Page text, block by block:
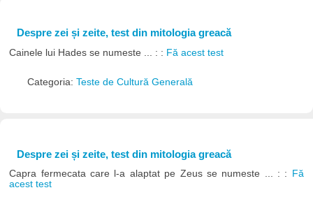
Despre zei și zeite, test din mitologia greacă
Cainele lui Hades se numeste ... : : Fă acest test
Categoria: Teste de Cultură Generală
Despre zei și zeite, test din mitologia greacă
Capra fermecata care l-a alaptat pe Zeus se numeste ... : :
Fă
acest test